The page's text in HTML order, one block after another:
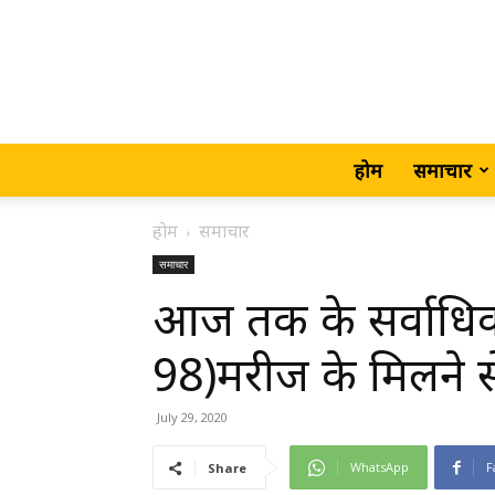
होम समाचार
होम समाचार
समाचार
आज तक के सर्वाधिक
98)मरीज के मिलने
July 29, 2020
Share WhatsApp